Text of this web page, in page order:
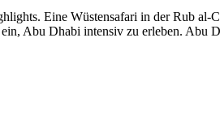
Eine Wüstensafari in der Rub
Abu Dhabi intensiv zu erleben. Abu